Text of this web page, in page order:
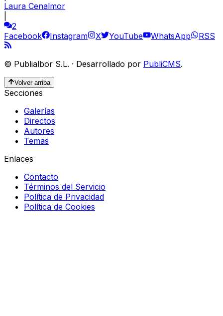
Laura Cenalmor
2
Facebook
Instagram X YouTube WhatsApp RSS
© Publialbor S.L. · Desarrollado por PubliCMS.
Volver arriba
Secciones
Galerías
Directos
Autores
Temas
Enlaces
Contacto
Términos del Servicio
Política de Privacidad
Política de Cookies